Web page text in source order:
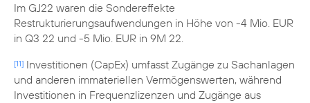
Im GJ22 waren die Sondereffekte
Restrukturierungsaufwendungen in Höhe von -4 Mio. EUR
in Q3 22 und -5 Mio. EUR in 9M 22.
[11] Investitionen (CapEx) umfasst Zugänge zu Sachanlagen
und anderen immateriellen Vermögenswerten, während
Investitionen in Frequenzlizenzen und Zugänge aus